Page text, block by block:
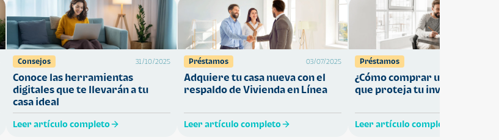
Consejos 31/10/2025
Conoce las herramientas
digitales que te llevarán a tu
casa ideal
Leer artículo completo
Préstamos 03/07/2025
Adquiere tu casa nueva con el
respaldo de Vivienda en Línea
Leer artículo completo
Préstamos
¿Cómo comprar una vivienda
que proteja tu inversión?
Leer artículo completo